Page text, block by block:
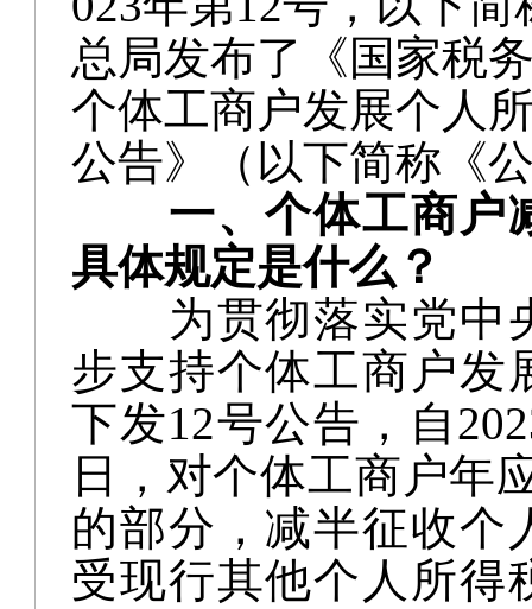
总局发布了《国家税
个体工商户发展个人
公告》（以下简称《
一、个体工商户
具体规定是什么？
为贯彻落实党中
步支持个体工商户发
下发12号公告，自
日，对个体工商户年
的部分，减半征收个
受现行其他个人所得